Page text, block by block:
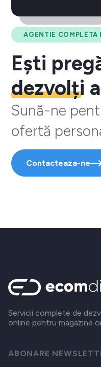
AGENTIE COMPLETA
Ești
dezvolți
Sună-ne
ofertă
Contacteaza-ne
Servicii complete de
online pentru magazine
ABONARE